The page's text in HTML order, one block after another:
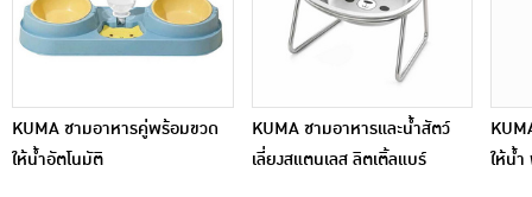
KUMA ชามอาหารคู่พร้อมขวด
ให้น้ำอัตโนมัติ
KUMA ชามอาหารและน้ำสัตว์
เลี่ยงสแตนเลส ลิตเติ้ลแบร์
ให้น้